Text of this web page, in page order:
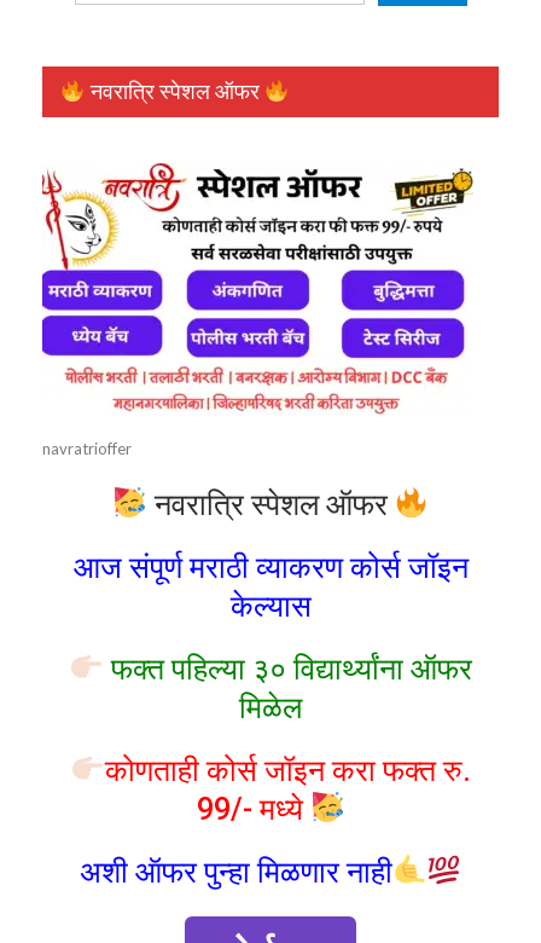
नवरात्रि स्पेशल ऑफर
navratrioffer
नवरात्रि स्पेशल ऑफर
आज संपूर्ण मराठी व्याकरण कोर्स जॉइन
केल्यास
फक्त पहिल्या ३० विद्यार्थ्यांना ऑफर
मिळेल
कोणताही कोर्स जॉइन करा फक्त रु.
99/- मध्ये
अशी ऑफर पुन्हा मिळणार नाही